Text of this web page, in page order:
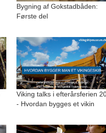
Bygning af Gokstadbåden:
Første del
Viking talks i efterårsferien
- Hvordan bygges et vikin